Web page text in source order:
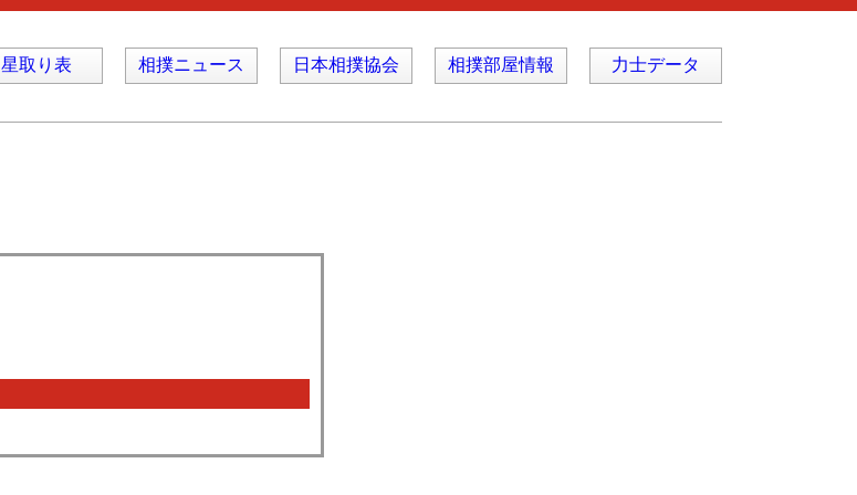
力士データ
相撲部屋情報
日本相撲協会
相撲ニュース
星取り表